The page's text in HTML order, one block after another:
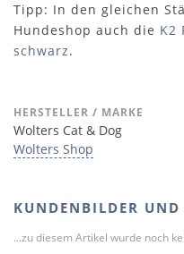
Tipp: In den gleichen
Hundeshop auch die K2
schwarz.
HERSTELLER / MARKE
Wolters Cat & Dog
Wolters Shop
KUNDENBILDER
...zu diesem Artikel wurde noch